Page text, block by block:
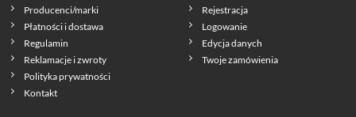
Producenci/marki
Płatności i dostawa
Regulamin
Reklamacje i zwroty
Polityka prywatności
Kontakt
Rejestracja
Logowanie
Edycja danych
Twoje zamówienia